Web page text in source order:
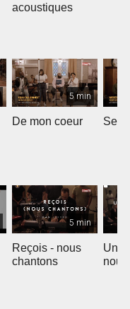
acoustiques
5 min
De mon coeur
5 min
Reçois - nous
chantons
Un